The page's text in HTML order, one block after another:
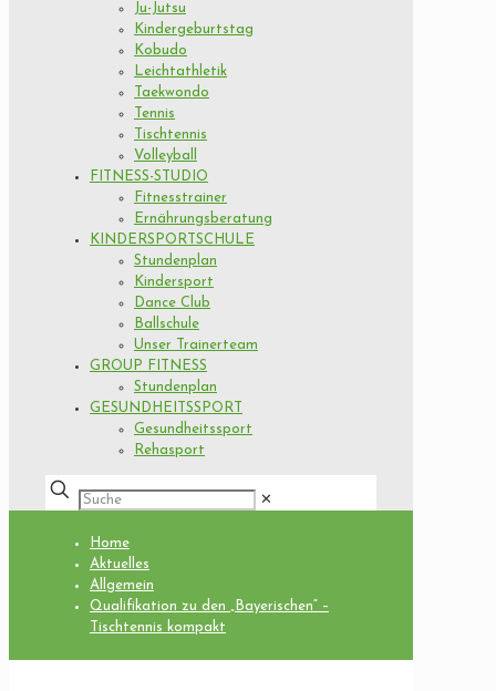
Ju-Jutsu
Kindergeburtstag
Kobudo
Leichtathletik
Taekwondo
Tennis
Tischtennis
Volleyball
FITNESS-STUDIO
Fitnesstrainer
Ernährungsberatung
KINDERSPORTSCHULE
Stundenplan
Kindersport
Dance Club
Ballschule
Unser Trainerteam
GROUP FITNESS
Stundenplan
GESUNDHEITSSPORT
Gesundheitssport
Rehasport
✕
Home
Aktuelles
Allgemein
Qualifikation zu den „Bayerischen“ –
Tischtennis kompakt